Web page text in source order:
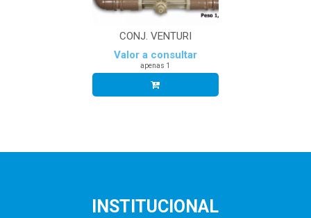
CONJ. VENTURI
Valor a consultar
apenas 1
INSTITUCIONAL